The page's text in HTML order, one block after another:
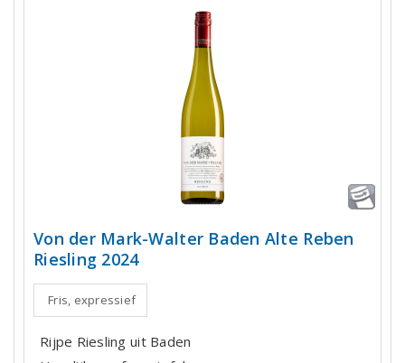
Von der Mark-Walter Baden Alte Reben
Riesling 2024
Fris, expressief
Rijpe Riesling uit Baden